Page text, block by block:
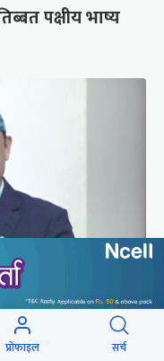
पक्षीय भाष्य
सेयर कारोबार
प्रोफाइल सर्च